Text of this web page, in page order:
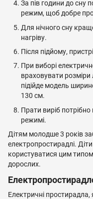
За пів години до сну
режим, щоб добре
Для нічного сну
нагріву.
Після підйому,
При виборі
враховувати
підійде модель
130 см.
Прати виріб
режимі.
Дітям молодше 3 років
електропростирадлі.
користуватися цим типом
дорослих.
Електричні простирадла,